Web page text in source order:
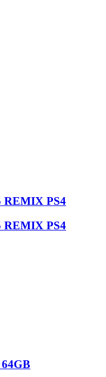
PS4
PS4